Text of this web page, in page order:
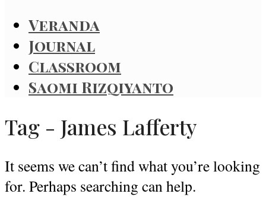
Veranda
Journal
Classroom
Saomi Rizqiyanto
Tag - James Lafferty
It seems we can’t find what you’re looking
for. Perhaps searching can help.